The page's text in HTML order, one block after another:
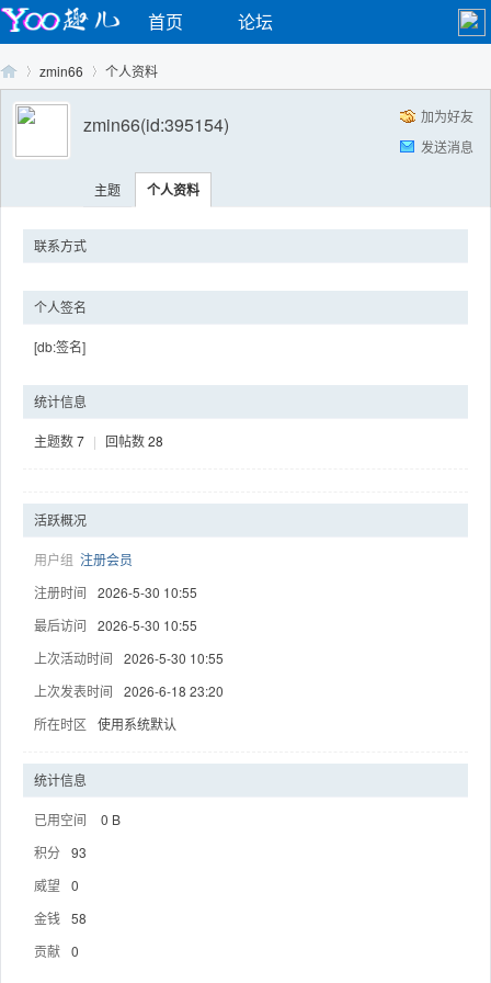
首页 论坛
Yo›
zmin66 个人资料
加为好友
发送消息
zmin66(id:395154)
主题 个人资料
联系方式
个人签名
[db:签名]
统计信息
主题数7 | 回帖数28
活跃概况
用户组 注册会员
注册时间
2026-5-30 10:55
最后访问
2026-5-30 10:55
上次活动时间
2026-5-30 10:55
上次发表时间
2026-6-18 23:20
所在时区
使用系统默认
统计信息
已用空间
0 B
积分 93
威望
0
金钱
58
贡献 0